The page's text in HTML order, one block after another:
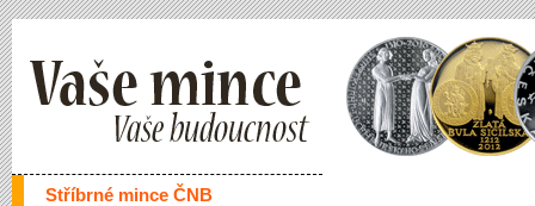
Stříbrné mince ČNB